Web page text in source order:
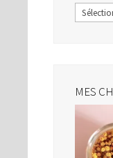
MES